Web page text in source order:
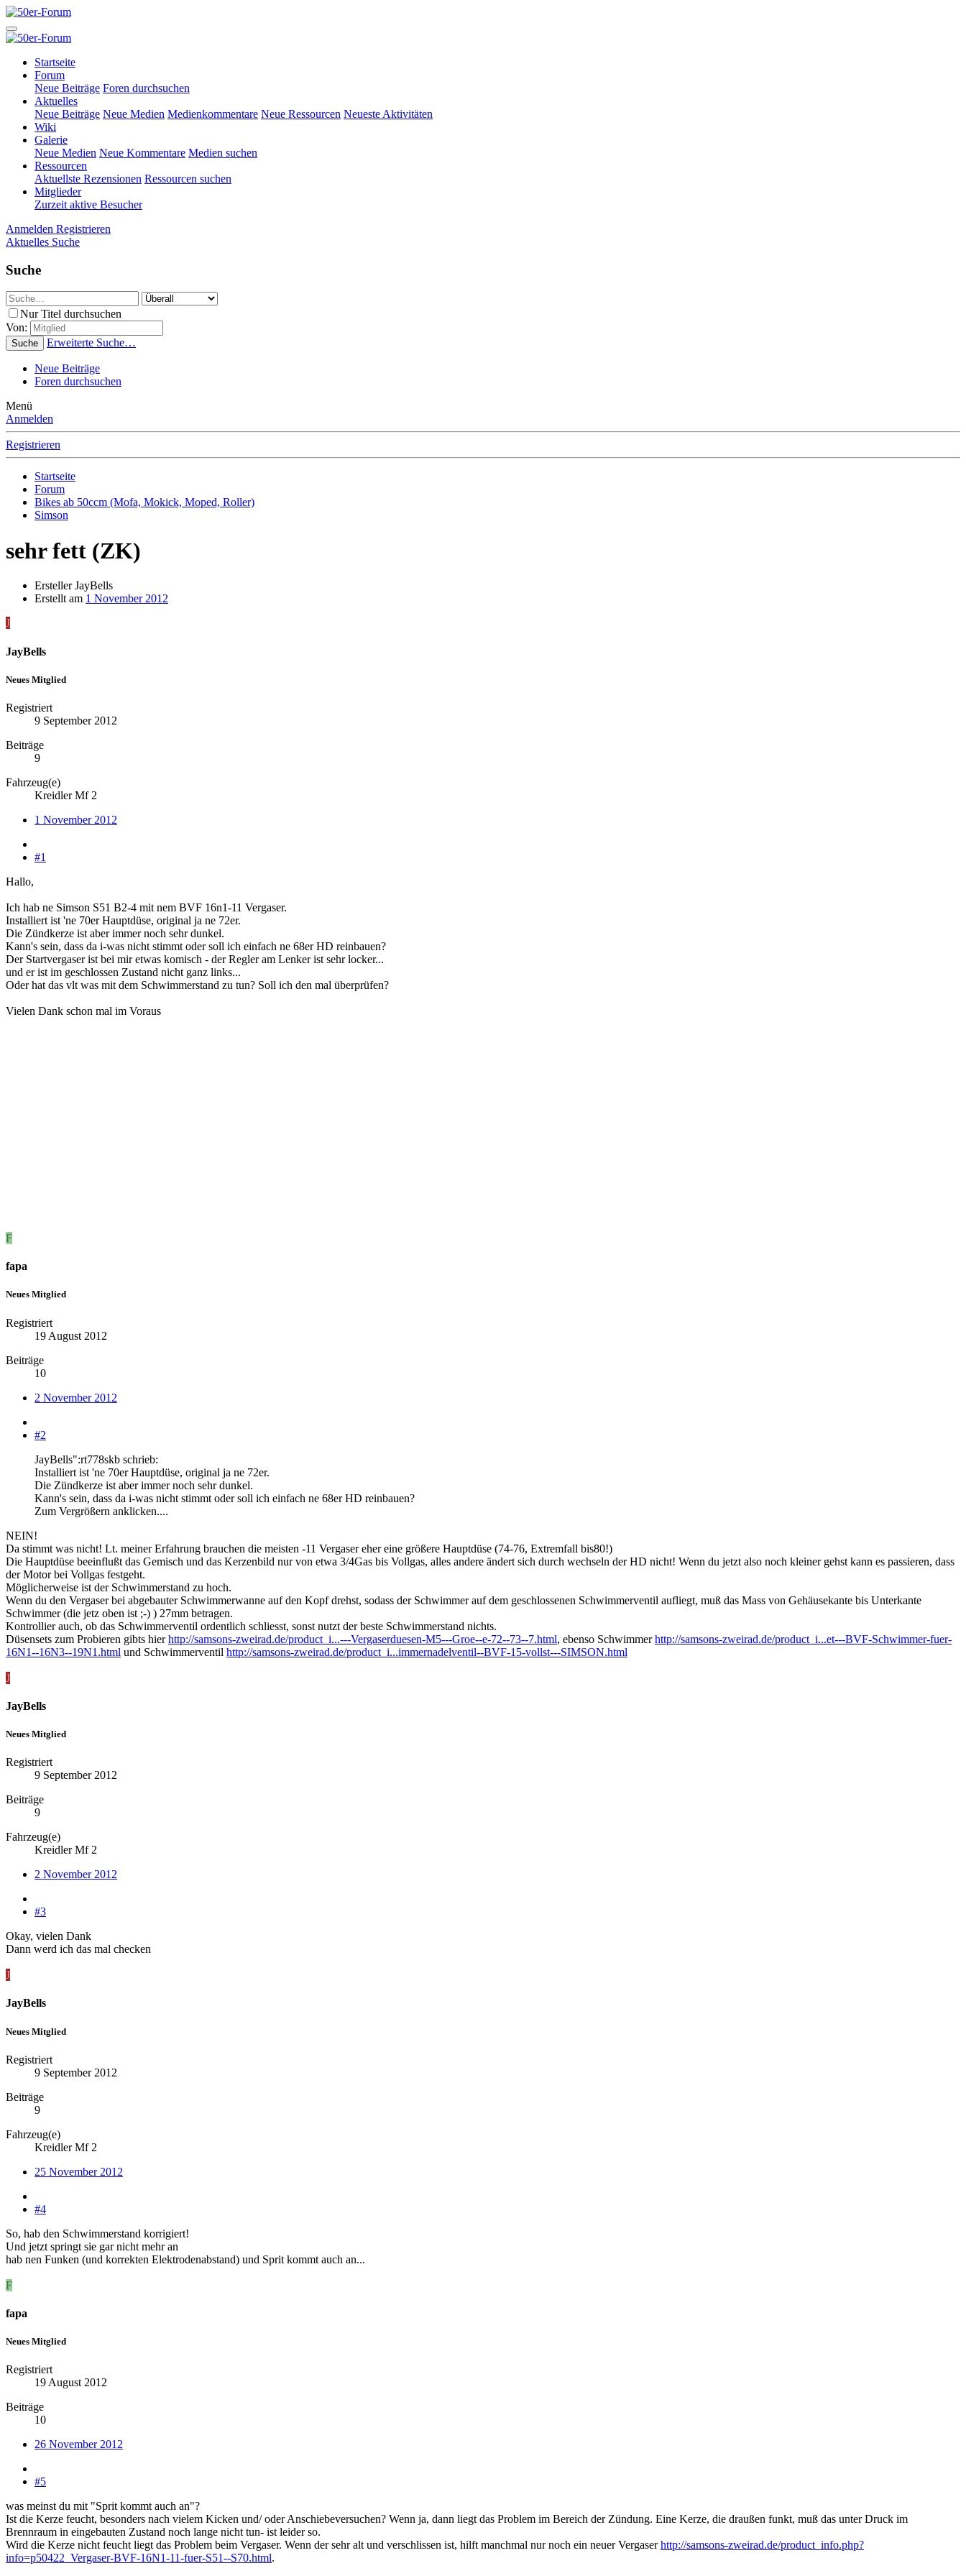
Startseite
Forum
Neue Beiträge Foren durchsuchen
Aktuelles
Neue Beiträge Neue Medien Medienkommentare Neue Ressourcen Neueste Aktivitäten
Wiki
Galerie
Neue Medien Neue Kommentare Medien suchen
Ressourcen
Aktuellste Rezensionen Ressourcen suchen
Mitglieder
Zurzeit aktive Besucher
Anmelden Registrieren
Aktuelles Suche
Suche
Nur Titel durchsuchen
Von:
Suche Erweiterte Suche…
Neue Beiträge
Foren durchsuchen
Menü
Anmelden
Registrieren
Startseite
Forum
Bikes ab 50ccm (Mofa, Mokick, Moped, Roller)
Simson
sehr fett (ZK)
ErstellerJayBells
Erstellt am 1 November 2012
J
JayBells
Neues Mitglied
Registriert
9 September 2012
Beiträge
9
Fahrzeug(e)
Kreidler Mf 2
1 November 2012
#1
Hallo,
Ich hab ne Simson S51 B2-4 mit nem BVF 16n1-11 Vergaser.
Installiert ist 'ne 70er Hauptdüse, original ja ne 72er.
Die Zündkerze ist aber immer noch sehr dunkel.
Kann's sein, dass da i-was nicht stimmt oder soll ich einfach ne 68er HD reinbauen?
Der Startvergaser ist bei mir etwas komisch - der Regler am Lenker ist sehr locker...
und er ist im geschlossen Zustand nicht ganz links...
Oder hat das vlt was mit dem Schwimmerstand zu tun? Soll ich den mal überprüfen?
Vielen Dank schon mal im Voraus
F
fapa
Neues Mitglied
Registriert
19 August 2012
Beiträge
10
2 November 2012
#2
JayBells":rt778skb schrieb:
Installiert ist 'ne 70er Hauptdüse, original ja ne 72er.
Die Zündkerze ist aber immer noch sehr dunkel.
Kann's sein, dass da i-was nicht stimmt oder soll ich einfach ne 68er HD reinbauen?
Zum Vergrößern anklicken....
NEIN!
Da stimmt was nicht! Lt. meiner Erfahrung brauchen die meisten -11 Vergaser eher eine größere Hauptdüse (74-76, Extremfall bis80!)
Die Hauptdüse beeinflußt das Gemisch und das Kerzenbild nur von etwa 3/4Gas bis Vollgas, alles andere ändert sich durch wechseln der HD nicht! Wenn du jetzt also noch kleiner gehst kann es passieren, dass
der Motor bei Vollgas festgeht.
Möglicherweise ist der Schwimmerstand zu hoch.
Wenn du den Vergaser bei abgebauter Schwimmerwanne auf den Kopf drehst, sodass der Schwimmer auf dem geschlossenen Schwimmerventil aufliegt, muß das Mass von Gehäusekante bis Unterkante
Schwimmer (die jetz oben ist ;-) ) 27mm betragen.
Kontrollier auch, ob das Schwimmerventil ordentlich schliesst, sonst nutzt der beste Schwimmerstand nichts.
Düsensets zum Probieren gibts hierhttp://samsons-zweirad.de/product_i...---Vergaserduesen-M5---Groe--e-72--73--7.html, ebenso Schwimmerhttp://samsons-zweirad.de/product_i...et---BVF-Schwimmer-fuer-
16N1--16N3--19N1.html und Schwimmerventil http://samsons-zweirad.de/product_i...immernadelventil--BVF-15-vollst---SIMSON.html
J
JayBells
Neues Mitglied
Registriert
9 September 2012
Beiträge
9
Fahrzeug(e)
Kreidler Mf 2
2 November 2012
#3
Okay, vielen Dank
Dann werd ich das mal checken
J
JayBells
Neues Mitglied
Registriert
9 September 2012
Beiträge
9
Fahrzeug(e)
Kreidler Mf 2
25 November 2012
#4
So, hab den Schwimmerstand korrigiert!
Und jetzt springt sie gar nicht mehr an
hab nen Funken (und korrekten Elektrodenabstand) und Sprit kommt auch an...
F
fapa
Neues Mitglied
Registriert
19 August 2012
Beiträge
10
26 November 2012
#5
was meinst du mit "Sprit kommt auch an"?
Ist die Kerze feucht, besonders nach vielem Kicken und/ oder Anschiebeversuchen? Wenn ja, dann liegt das Problem im Bereich der Zündung. Eine Kerze, die draußen funkt, muß das unter Druck im
Brennraum in eingebauten Zustand noch lange nicht tun- ist leider so.
Wird die Kerze nicht feucht liegt das Problem beim Vergaser. Wenn der sehr alt und verschlissen ist, hilft manchmal nur noch ein neuer Vergaserhttp://samsons-zweirad.de/product_info.php?
info=p50422_Vergaser-BVF-16N1-11-fuer-S51--S70.html.